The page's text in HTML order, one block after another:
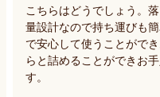
こちらはどうでしょう。
量設計なので持ち運びも
で安心して使うことがで
らと詰めることができお
す。